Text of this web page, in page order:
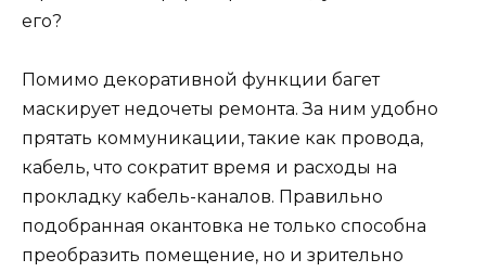
его?
Помимо декоративной функции багет
маскирует недочеты ремонта. За ним удобно
прятать коммуникации, такие как провода,
кабель, что сократит время и расходы на
прокладку кабель-каналов. Правильно
подобранная окантовка не только способна
преобразить помещение, но и зрительно